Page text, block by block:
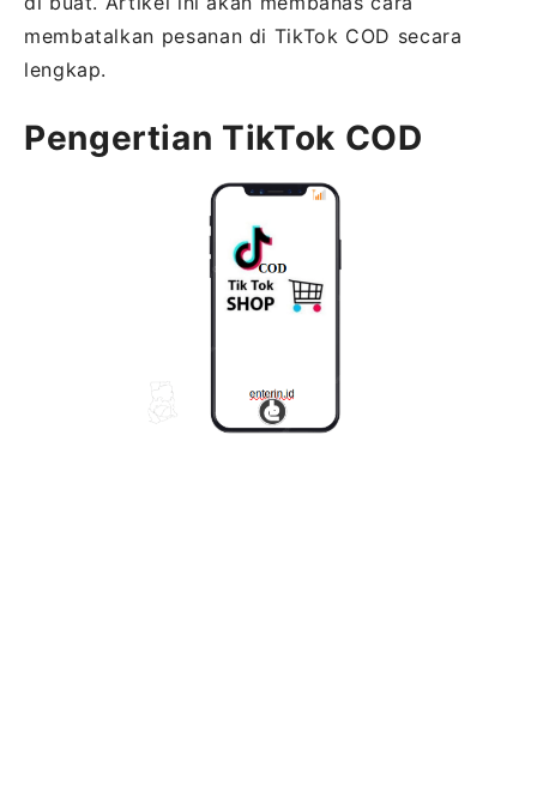
membatalkan pesanan di TikTok COD secara
lengkap.
Pengertian TikTok COD